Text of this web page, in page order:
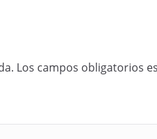
Los campos obligatorios